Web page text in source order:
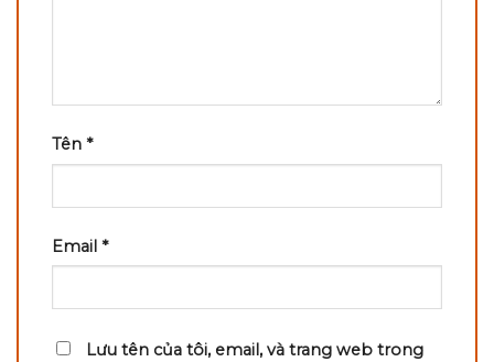
Tên *
Email *
Lưu tên của tôi, email, và trang web trong